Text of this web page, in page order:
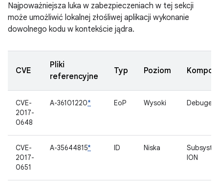
Najpoważniejsza luka w zabezpieczeniach w tej sekcji
może umożliwić lokalnej złośliwej aplikacji wykonanie
dowolnego kodu w kontekście jądra.
CVE
Pliki
referencyjne
Typ Poziom
CVE-
2017-
0648
A-36101220* EoP Wysoki Debuger
CVE-
2017-
0651
A-35644815* ID Niska
ION